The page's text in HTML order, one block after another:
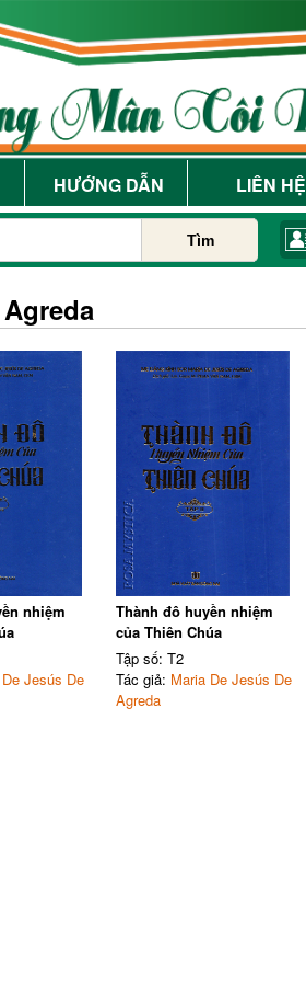
HƯỚNG DẪN LIÊN HỆ
Tìm
nhiệm
Jesús De
Thành đô huyền nhiệm
của Thiên Chúa
Tập số: T2
Tác giả: Maria De Jesús De
Agreda